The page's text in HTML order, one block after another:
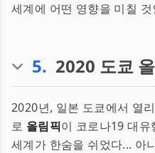
세계에 어떤 영향을 미칠
5. 2020 도쿄
2020년, 일본 도쿄에서 열
로 올림픽이 코로나19 대유
세계가 한숨을 쉬었다... 아